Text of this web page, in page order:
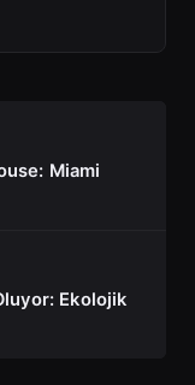
Miami
Ekolojik